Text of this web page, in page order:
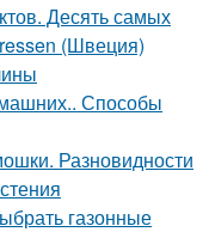
Десять самых
(Швеция)
Способы
Разновидности
газонные